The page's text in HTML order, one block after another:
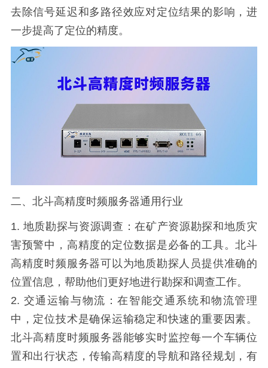
去除信号延迟和多路径效应对定位结果的影响，进
一步提高了定位的精度。
二、北斗高精度时频服务器通用行业
1. 地质勘探与资源调查：在矿产资源勘探和地质灾
害预警中，高精度的定位数据是必备的工具。北斗
高精度时频服务器可以为地质勘探人员提供准确的
位置信息，帮助他们更好地进行勘探和调查工作。
2. 交通运输与物流：在智能交通系统和物流管理
中，定位技术是确保运输稳定和快速的重要因素。
北斗高精度时频服务器能够实时监控每一个车辆位
置和出行状态，传输高精度的导航和路径规划，有